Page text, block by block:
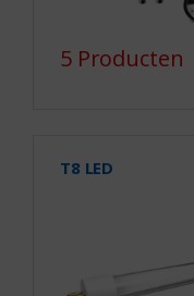
5 Producten
T8 LED